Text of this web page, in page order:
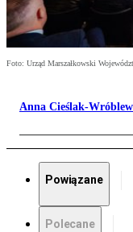
Foto: Urząd Marszałkowski
Anna Cieślak-
Powiązane
Polecane